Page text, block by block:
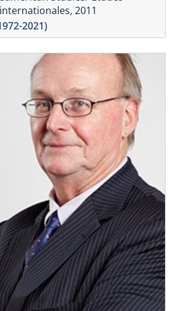
2011
2021)